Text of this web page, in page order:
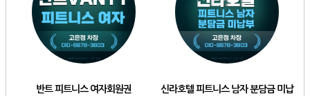
반트 피트니스 여자회원권 신라호텔 피트니스 남자 분담금 미납